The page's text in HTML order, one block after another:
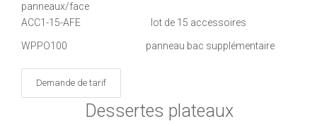
panneaux/face
ACC1-15-AFE lot de 15 accessoires
WPPO100 panneau bac supplémentaire
Demande de tarif
Dessertes plateaux